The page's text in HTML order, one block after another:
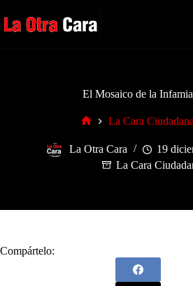
al
contenido
El Mosaico de la Infamia
La Cara Ciudadana
La Otra Cara
19
La Cara
Compártelo: